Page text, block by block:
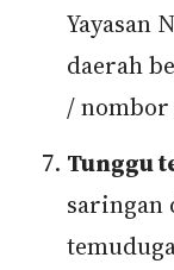
Yayasan
daerah
/
Tunggu
saringan